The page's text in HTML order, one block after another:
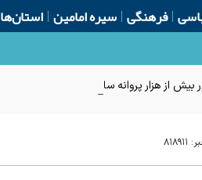
فرهنگی سیره امامین استان‌ها
از هزار پروانه ساخت از ابتدای سال
۸۱۸۹۱۱